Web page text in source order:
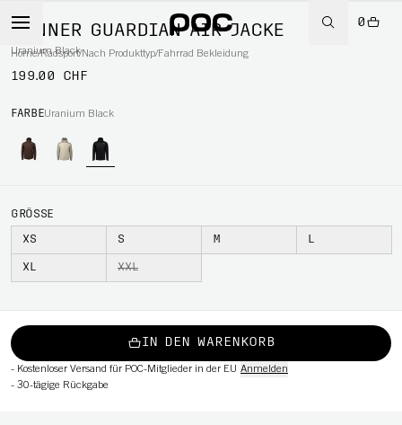
0
Home/Radsport/Nach Produkttyp/Fahrrad Bekleidung
MÄNNER GUARDIAN AIR JACKE
Uranium Black
199.00 CHF
FARBEUranium Black
GRÖSSE
XS S M L
XL XXL
IN DEN WARENKORB
- Kostenloser Versand für POC-Mitglieder in der EU Anmelden
- 30-tägige Rückgabe